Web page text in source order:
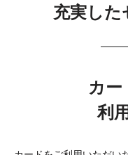
充実した
カー
利